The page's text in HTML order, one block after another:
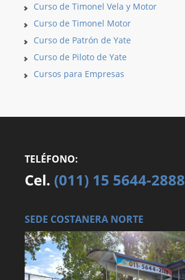
Curso de Timonel Vela y Motor
Curso de Timonel Motor
Curso de Patrón de Yate
Curso de Piloto de Yate
Cursos para Empresas
TELÉFONO:
Cel. (011) 15 5644-2888
SEDE COSTANERA NORTE